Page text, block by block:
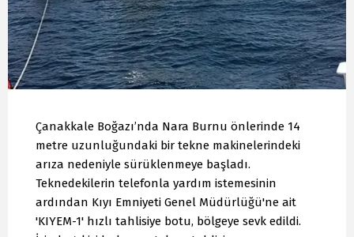
Çanakkale Boğazı’nda Nara Burnu önlerinde 14
metre uzunluğundaki bir tekne makinelerindeki
arıza nedeniyle sürüklenmeye başladı.
Teknedekilerin telefonla yardım istemesinin
ardından Kıyı Emniyeti Genel Müdürlüğü'ne ait
'KIYEM-1' hızlı tahlisiye botu, bölgeye sevk edildi.